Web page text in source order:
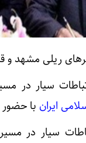
ریلی مشهد و
سیار در
ایران با حضور
سیار در